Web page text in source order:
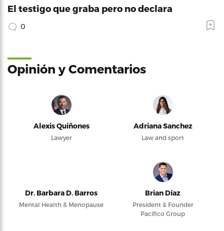
El testigo que graba pero no declara
0
Opinión y Comentarios
Alexis Quiñones
Lawyer
Adriana Sanchez
Law and sport
Dr. Barbara D. Barros
Mental Health & Menopause
Brian Díaz
President & Founder
Pacifico Group